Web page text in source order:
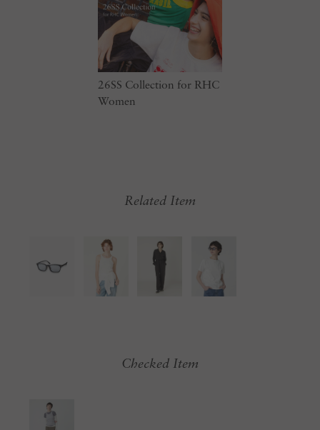
26SS Collection for RHC
Women
Related Item
Checked Item